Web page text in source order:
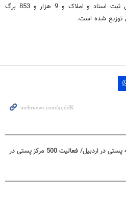
10 هزار و 562 مورد سند تک برگی ثبت اسناد و املاک و 9 هزار و 853 برگ
توزیع شده است.
جابجایی 9 میلیون مرسوله پستی در اردبیل/ فعالیت 500 مرکز پستی در